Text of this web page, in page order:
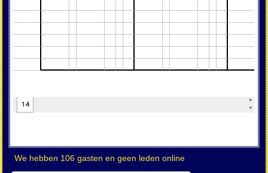
We hebben 106 gasten en geen leden online